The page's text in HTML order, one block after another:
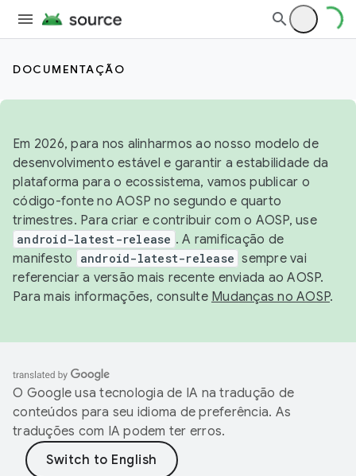
DOCUMENTAÇÃO
Em 2026, para nos alinharmos ao nosso modelo de
desenvolvimento estável e garantir a estabilidade da
plataforma para o ecossistema, vamos publicar o
código-fonte no AOSP no segundo e quarto
trimestres. Para criar e contribuir com o AOSP, use
android-latest-release . A ramificação de
manifesto
android-latest-release sempre vai
referenciar a versão mais recente enviada ao AOSP.
Para mais informações, consulte Mudanças no AOSP.
O Google usa tecnologia de IA na tradução de
conteúdos para seu idioma de preferência. As
traduções com IA podem ter erros.